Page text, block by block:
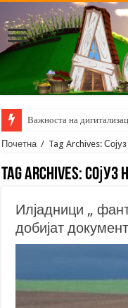
Важноста на
Почетна / Tag Archives:
Tag Archives:Сојуз
Илјадници „
добијат